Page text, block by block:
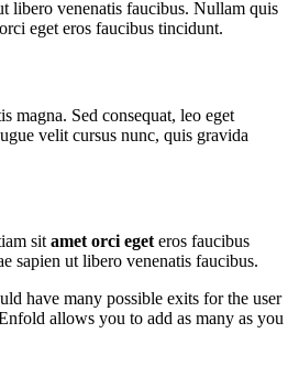
libero venenatis faucibus. Nullam quis
eget eros faucibus tincidunt.
magna. Sed consequat, leo eget
velit cursus nunc, quis gravida
sit amet orci eget eros faucibus
sapien ut libero venenatis faucibus.
have many possible exits for the user
allows you to add as many as you